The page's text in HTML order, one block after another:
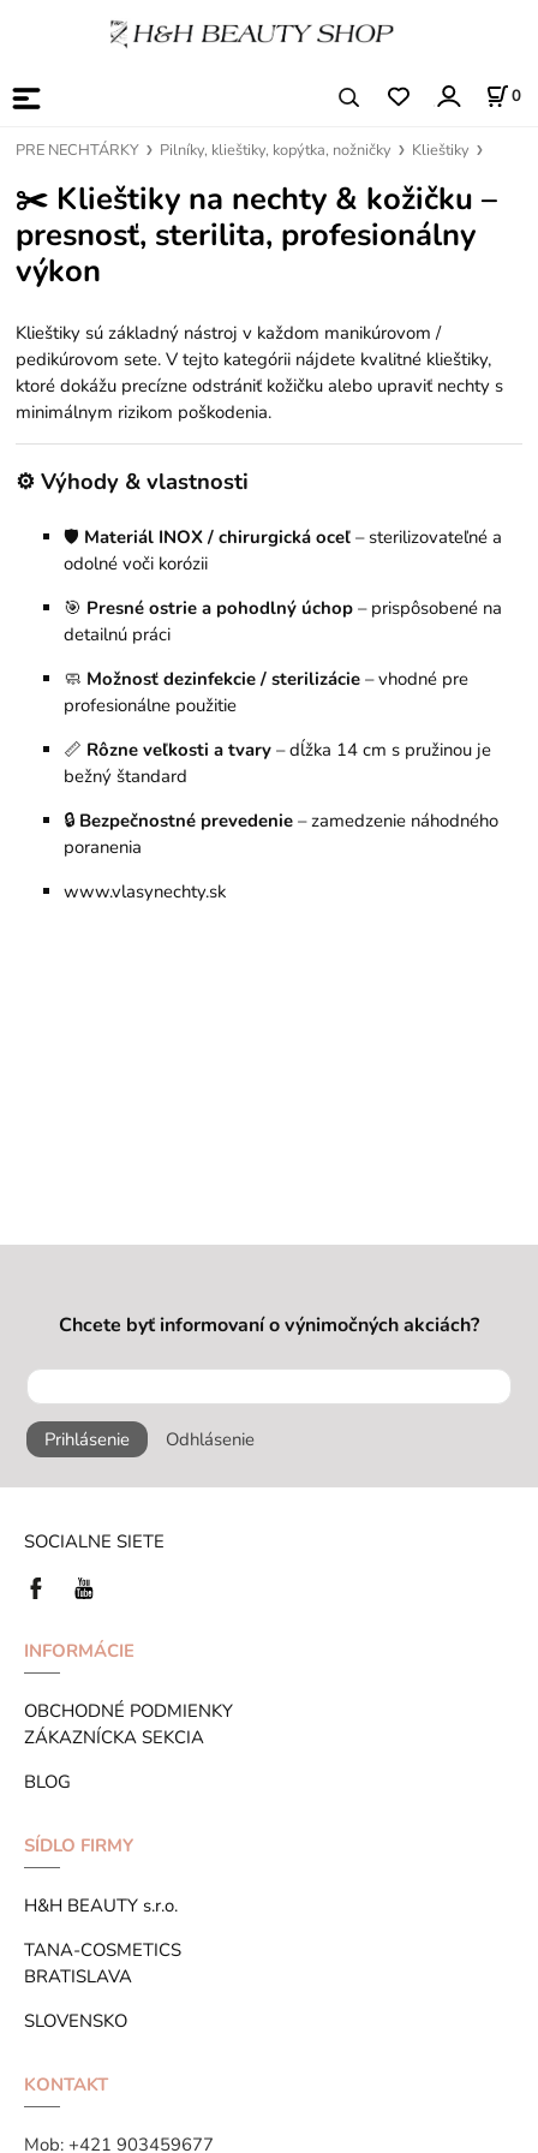
0
PRE NECHTÁRKY Pilníky, klieštiky, kopýtka, nožničky Klieštiky
✂️ Klieštiky na nechty & kožičku –
presnosť, sterilita, profesionálny
výkon
Klieštiky sú základný nástroj v každom manikúrovom /
pedikúrovom sete. V tejto kategórii nájdete kvalitné klieštiky,
ktoré dokážu precízne odstrániť kožičku alebo upraviť nechty s
minimálnym rizikom poškodenia.
⚙️ Výhody & vlastnosti
🛡 Materiál INOX / chirurgická oceľ – sterilizovateľné a
odolné voči korózii
🎯 Presné ostrie a pohodlný úchop – prispôsobené na
detailnú práci
🧼 Možnosť dezinfekcie / sterilizácie – vhodné pre
profesionálne použitie
📏 Rôzne veľkosti a tvary – dĺžka 14 cm s pružinou je
bežný štandard
🔒 Bezpečnostné prevedenie – zamedzenie náhodného
poranenia
www.vlasynechty.sk
Chcete byť informovaní o výnimočných akciách?
Prihlásenie Odhlásenie
SOCIALNE SIETE
INFORMÁCIE
OBCHODNÉ PODMIENKY
ZÁKAZNÍCKA SEKCIA
BLOG
SÍDLO FIRMY
H&H BEAUTY s.r.o.
TANA-COSMETICS
BRATISLAVA
SLOVENSKO
KONTAKT
Mob: +421 903459677